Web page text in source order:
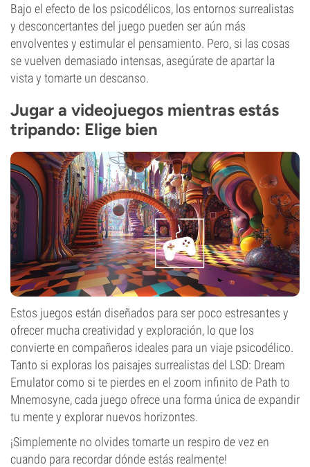
Bajo el efecto de los psicodélicos, los entornos surrealistas
y desconcertantes del juego pueden ser aún más
envolventes y estimular el pensamiento. Pero, si las cosas
se vuelven demasiado intensas, asegúrate de apartar la
vista y tomarte un descanso.
Jugar a videojuegos mientras estás
tripando: Elige bien
Estos juegos están diseñados para ser poco estresantes y
ofrecer mucha creatividad y exploración, lo que los
convierte en compañeros ideales para un viaje psicodélico.
Tanto si exploras los paisajes surrealistas del LSD: Dream
Emulator como si te pierdes en el zoom infinito de Path to
Mnemosyne, cada juego ofrece una forma única de expandir
tu mente y explorar nuevos horizontes.
¡Simplemente no olvides tomarte un respiro de vez en
cuando para recordar dónde estás realmente!